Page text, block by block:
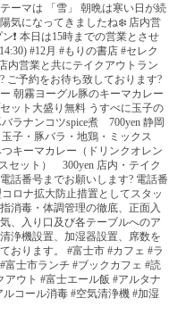
ーマは 「雪」 朝晩は寒い日が続
気になってきましたね❄️ 店内営
❗️ 本日は15時までの営業とさせ
#12月 #もりの書店 #セレク
内営業と共にテイクアウトラン
ご予約をお待ち致しております?
朝霧ヨーグル豚のキーマカレー
ット大盛り無料 うすべに玉子の
ラナンコツspice煮 700yen 静岡
子・豚バラ・地鶏・ミックス
キーマカレー（ドリンクオレン
セット） 300yen 店内・テイク
話番号までお願いします? 電話番
コロナ拡大防止措置としてスタッ
消毒・体調管理の徹底、正面入
、入り口及び各テーブルへのア
浄機設置、加湿器設置、席数を
おります。 #富士市 #カフェ #ラ
富士市ランチ #ブックカフェ #読
アウト #富士エール飯 #アルタナ
ルコール消毒 #空気清浄機 #加湿